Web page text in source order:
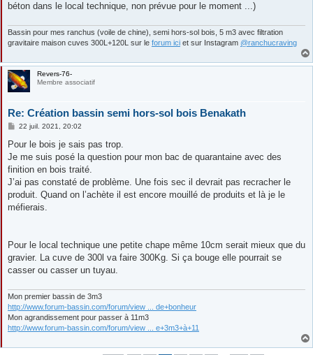
béton dans le local technique, non prévue pour le moment ...)
Bassin pour mes ranchus (voile de chine), semi hors-sol bois, 5 m3 avec filtration
gravitaire maison cuves 300L+120L sur le forum ici et sur Instagram @ranchucraving
Revers-76-
Membre associatif
Re: Création bassin semi hors-sol bois Benakath
M
s
a
g
22 juil. 2021, 20:02
Pour le bois je sais pas trop.
Je me suis posé la question pour mon bac de quarantaine avec des
finition en bois traité.
J’ai pas constaté de problème. Une fois sec il devrait pas recracher le
produit. Quand on l’achète il est encore mouillé de produits et là je le
méfierais.
Pour le local technique une petite chape même 10cm serait mieux que du
gravier. La cuve de 300l va faire 300Kg. Si ça bouge elle pourrait se
casser ou casser un tuyau.
Mon premier bassin de 3m3
http://www.forum-bassin.com/forum/view ... de+bonheur
Mon agrandissement pour passer à 11m3
http://www.forum-bassin.com/forum/view ... e+3m3+à+11